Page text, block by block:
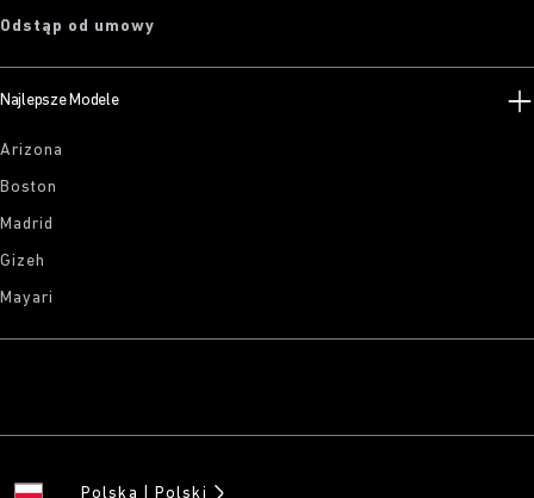
Odstąp od umowy
Najlepsze Modele
Arizona
Boston
Madrid
Gizeh
Mayari
Polska Polski